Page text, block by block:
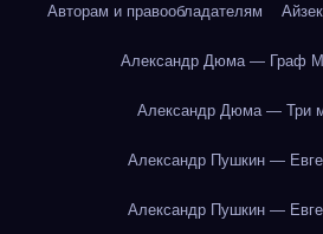
Авторам и правообладателям
Александр Дюма — Граф
Александр Дюма — Три
Александр Пушкин —
Александр Пушкин —